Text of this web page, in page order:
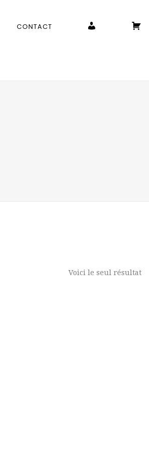
CONTACT MON COMPTE
Voici le seul résultat